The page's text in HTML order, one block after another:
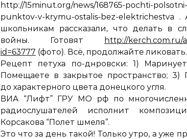
http://15minut.org/news/168765-pochti-
punktov-v-krymu-ostalis-bez-elektrichestva
школьникам рассказали, что делать в
войны. Готовят
http://kerch.com.ru/
id=63777 (фото). Всё, продолжайте ликовать.
Рецепт петуха по-днровски: 1)
Помещаете в закрытое пространство; 3)
до характерного цвета донецкого угля.
ВИА “Лифт” ГРУ МО рф по
радиослушателей исполнит
Корсакова “Полет шмеля”.
Это что за день такой! Только утро, а уже